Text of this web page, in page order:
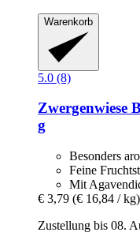
Warenkorb
5.0 (8)
Zwergenwiese
g
Besonders
Feine
Mit
€ 3,79 (€ 16,84 / kg)
Zustellung bis 08.